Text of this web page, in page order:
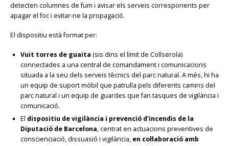
detecten columnes de fum i avisar els serveis corresponents per
apagar el foc i evitar-ne la propagació.
El dispositiu està format per:
Vuit torres de guaita (sis dins el límit de Collserola)
connectades a una central de comandament i comunicacions
situada a la seu dels serveis tècnics del parc natural. A més, hi ha
un equip de suport mòbil que patrulla pels diferents camins del
parc natural i un equip de guardes que fan tasques de vigilància i
comunicació.
El dispositiu de vigilància i prevenció d’incendis de la
Diputació de Barcelona, centrat en actuacions preventives de
conscienciació, dissuasió i vigilància, en col·laboració amb